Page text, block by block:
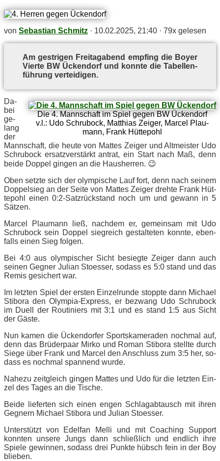
von Sebastian Schmitz · 10.02.2025, 21:40 · 79x gelesen
Am gest­ri­gen Frei­tag­abend emp­fing die Boy­er
Vier­te BW Ücken­dorf und konn­te die Ta­bel­len­
füh­rung verteidigen.
Die 4. Mann­schaft im Spiel ge­gen BW Ücken­dorf
v.l.: Udo Schru­bock, Mat­thi­as Zei­ger, Mar­cel Plau­
mann, Frank Hüttepohl
Da­
bei
ge­
lang
der
Mann­schaft, die heu­te von Mat­tes Zei­ger und Alt­meis­ter Udo
Schru­bock er­satz­ver­stärkt an­trat, ein Start nach Maß, denn
bei­de Dop­pel gin­gen an die Hausherren. 😉
Oben setz­te sich der olym­pi­sche Lauf fort, denn nach sei­nem
Dop­pel­sieg an der Sei­te von Mat­tes Zei­ger dreh­te Frank Hüt­
te­pohl ei­nen 0:2‑Satzrückstand noch um und ge­wann in 5
Sätzen.
Mar­cel Plau­mann ließ, nach­dem er, ge­mein­sam mit Udo
Schru­bock sein Dop­pel sieg­reich ge­stal­te­ten konn­te, eben­
falls ei­nen Sieg folgen.
Bei 4:0 aus olym­pi­scher Sicht be­sieg­te Zei­ger dann auch
sei­nen Geg­ner Ju­li­an Stoes­ser, so­dass es 5:0 stand und das
Re­mis ge­si­chert war.
Im letz­ten Spiel der ers­ten Ein­zel­run­de stopp­te dann Mi­cha­el
Sti­bo­ra den Olym­pia-Ex­press, er be­zwang Udo Schru­bock
im Du­ell der Rou­ti­niers mit 3:1 und es stand 1:5 aus Sicht
der Gäste.
Nun ka­men die Ücken­dor­fer Sports­ka­me­ra­den noch­mal auf,
denn das Brü­der­paar Mir­ko und Ro­man Sti­bo­ra stell­te durch
Sie­ge über Frank und Mar­cel den An­schluss zum 3:5 her, so­
dass es noch­mal span­nend wurde.
Na­he­zu zeit­gleich gin­gen Mat­tes und Udo für die letz­ten Ein­
zel des Ta­ges an die Tische.
Bei­de lie­fer­ten sich ei­nen en­gen Schlag­ab­tausch mit ih­ren
Geg­nern Mi­cha­el Sti­bo­ra und Ju­li­an Stoesser.
Un­ter­stützt von Edel­fan Mel­li und mit Coa­ching Sup­port
konn­ten un­se­re Jungs dann schließ­lich und end­lich ihre
Spie­le ge­win­nen, so­dass drei Punk­te hübsch fein in der Boy
blieben.